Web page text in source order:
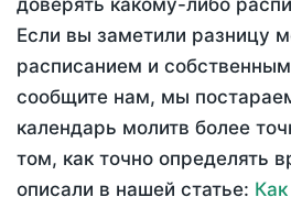
доверять какому-либо
Если вы заметили разницу
расписанием и
сообщите нам, мы
календарь молитв более
том, как точно определять
описали в нашей статье: